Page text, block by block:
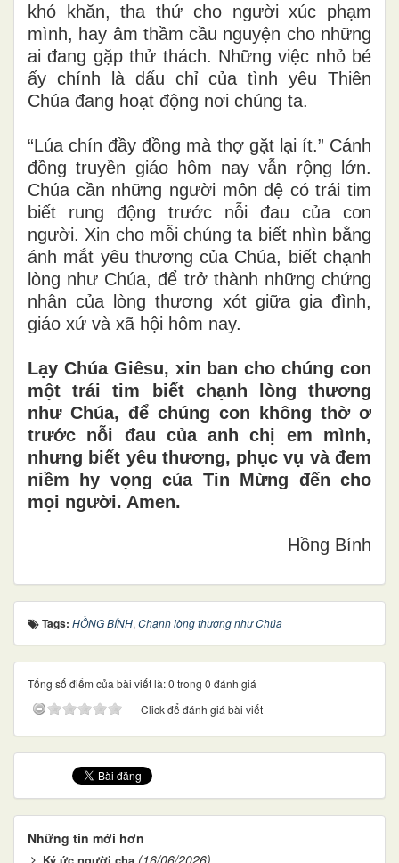
khó khăn, tha thứ cho người xúc phạm
mình, hay âm thầm cầu nguyện cho những
ai đang gặp thử thách. Những việc nhỏ bé
ấy chính là dấu chỉ của tình yêu Thiên
Chúa đang hoạt động nơi chúng ta.
“Lúa chín đầy đồng mà thợ gặt lại ít.” Cánh
đồng truyền giáo hôm nay vẫn rộng lớn.
Chúa cần những người môn đệ có trái tim
biết rung động trước nỗi đau của con
người. Xin cho mỗi chúng ta biết nhìn bằng
ánh mắt yêu thương của Chúa, biết chạnh
lòng như Chúa, để trở thành những chứng
nhân của lòng thương xót giữa gia đình,
giáo xứ và xã hội hôm nay.
Lạy Chúa Giêsu, xin ban cho chúng con
một trái tim biết chạnh lòng thương
như Chúa, để chúng con không thờ ơ
trước nỗi đau của anh chị em mình,
nhưng biết yêu thương, phục vụ và đem
niềm hy vọng của Tin Mừng đến cho
mọi người. Amen.
Hồng Bính
Tags: HỒNG BÍNH, Chạnh lòng thương như Chúa
Tổng số điểm của bài viết là: 0 trong 0 đánh giá
Click để đánh giá bài viết
Những tin mới hơn
(16/06/2026)